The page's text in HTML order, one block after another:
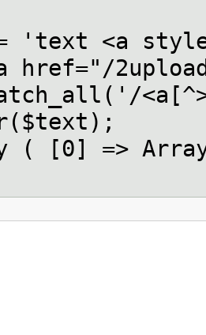
'text <a
href="/
( [0] =>